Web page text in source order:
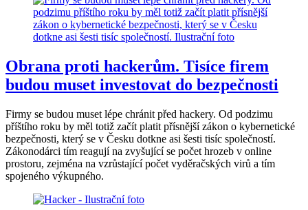
Obrana proti hackerům. Tisíce firem
budou muset investovat do bezpečnosti
Firmy se budou muset lépe chránit před hackery. Od podzimu
příštího roku by měl totiž začít platit přísnější zákon o kybernetické
bezpečnosti, který se v Česku dotkne asi šesti tisíc společností.
Zákonodárci tím reagují na zvyšující se počet hrozeb v online
prostoru, zejména na vzrůstající počet vyděračských virů a tím
spojeného výkupného.